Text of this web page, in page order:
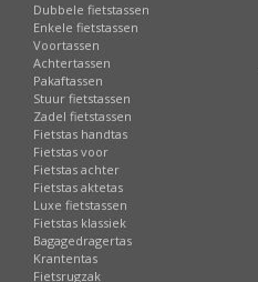
Dubbele fietstassen
Enkele fietstassen
Voortassen
Achtertassen
Pakaftassen
Stuur fietstassen
Zadel fietstassen
Fietstas handtas
Fietstas voor
Fietstas achter
Fietstas aktetas
Luxe fietstassen
Fietstas klassiek
Bagagedragertas
Krantentas
Fietsrugzak